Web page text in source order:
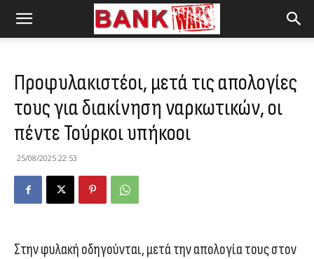
Προφυλακιστέοι, μετά τις απολογίες
τους για διακίνηση ναρκωτικών, οι
πέντε Τούρκοι υπήκοοι
25/08/2025 22:53
Στην φυλακή οδηγούνται, μετά την απολογία τους στον